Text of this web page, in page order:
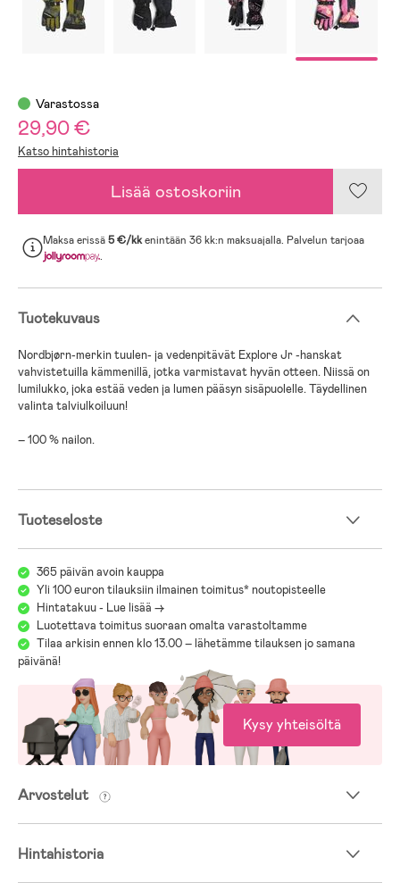
Varastossa
29,90 €
Katso hintahistoria
Lisää ostoskoriin
Maksa erissä5 €/kkenintään 36 kk:n maksuajalla. Palvelun tarjoaa
.
Tuotekuvaus
Nordbjørn-merkin tuulen- ja vedenpitävät Explore Jr -hanskat
vahvistetuilla kämmenillä, jotka varmistavat hyvän otteen. Niissä on
lumilukko, joka estää veden ja lumen pääsyn sisäpuolelle. Täydellinen
valinta talviulkoiluun!
– 100 % nailon.
Tuoteseloste
365 päivän avoin kauppa
Yli 100 euron tilauksiin ilmainen toimitus* noutopisteelle
Hintatakuu - Lue lisää ->
Luotettava toimitus suoraan omalta varastoltamme
Tilaa arkisin ennen klo 13.00 – lähetämme tilauksen jo samana
päivänä!
Kysy yhteisöltä
Arvostelut
Hintahistoria